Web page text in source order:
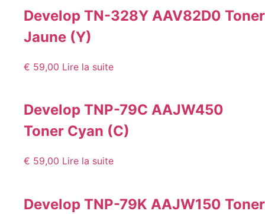
Develop TN-328Y AAV82D0 Toner
Jaune (Y)
€ 59,00 Lire la suite
Develop TNP-79C AAJW450
Toner Cyan (C)
€ 59,00 Lire la suite
Develop TNP-79K AAJW150 Toner